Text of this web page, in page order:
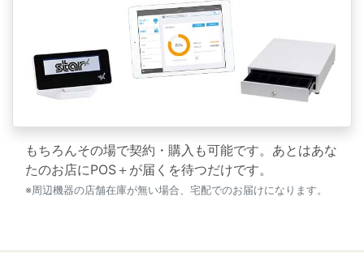
もちろんその場で契約・購入も可能です。あとはあな
たのお店にPOS＋が届くを待つだけです。
※周辺機器の店舗在庫が無い場合、宅配でのお届けになります。